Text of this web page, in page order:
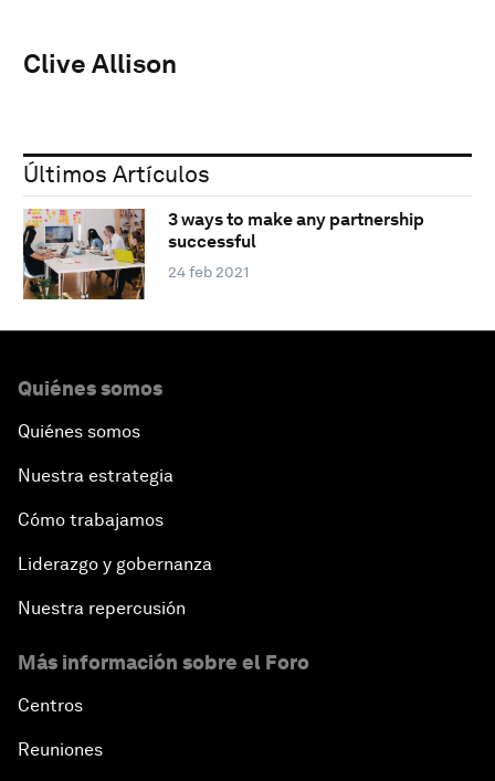
Clive Allison
Últimos Artículos
3 ways to make any partnership
successful
24 feb 2021
Quiénes somos
Quiénes somos
Nuestra estrategia
Cómo trabajamos
Liderazgo y gobernanza
Nuestra repercusión
Más información sobre el Foro
Centros
Reuniones